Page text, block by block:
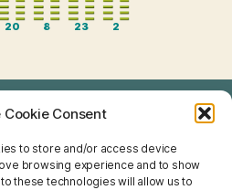
Cookie Consent
to store and/or access device
browsing experience and to show
these technologies will allow us to
20 8 23 2